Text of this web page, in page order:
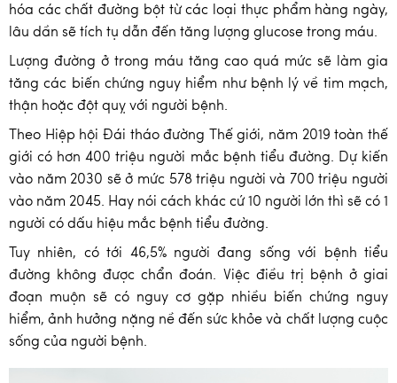
hóa các chất đường bột từ các loại thực phẩm hàng ngày,
lâu dần sẽ tích tụ dẫn đến tăng lượng glucose trong máu.
Lượng đường ở trong máu tăng cao quá mức sẽ làm gia
tăng các biến chứng nguy hiểm như bệnh lý về tim mạch,
thận hoặc đột quỵ với người bệnh.
Theo Hiệp hội Đái tháo đường Thế giới, năm 2019 toàn thế
giới có hơn 400 triệu người mắc bệnh tiểu đường. Dự kiến
vào năm 2030 sẽ ở mức 578 triệu người và 700 triệu người
vào năm 2045. Hay nói cách khác cứ 10 người lớn thì sẽ có 1
người có dấu hiệu mắc bệnh tiểu đường.
Tuy nhiên, có tới 46,5% người đang sống với bệnh tiểu
đường không được chẩn đoán. Việc điều trị bệnh ở giai
đoạn muộn sẽ có nguy cơ gặp nhiều biến chứng nguy
hiểm, ảnh hưởng nặng nề đến sức khỏe và chất lượng cuộc
sống của người bệnh.